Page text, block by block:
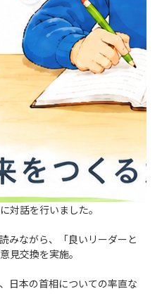
対話を行いました。
みながら、「良いリーダーと
見交換を実施。
日本の首相についての率直な